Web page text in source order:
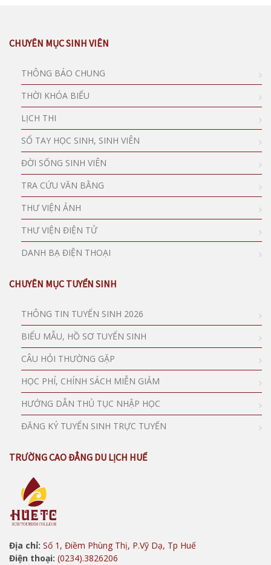
CHUYÊN MỤC SINH VIÊN
THÔNG BÁO CHUNG
THỜI KHÓA BIỂU
LỊCH THI
SỔ TAY HỌC SINH, SINH VIÊN
ĐỜI SỐNG SINH VIÊN
TRA CỨU VĂN BẰNG
THƯ VIỆN ẢNH
THƯ VIỆN ĐIỆN TỬ
DANH BẠ ĐIỆN THOẠI
CHUYÊN MỤC TUYỂN SINH
THÔNG TIN TUYỂN SINH 2026
BIỂU MẪU, HỒ SƠ TUYỂN SINH
CÂU HỎI THƯỜNG GẶP
HỌC PHÍ, CHÍNH SÁCH MIỄN GIẢM
HƯỚNG DẪN THỦ TỤC NHẬP HỌC
ĐĂNG KÝ TUYỂN SINH TRỰC TUYẾN
TRƯỜNG CAO ĐẲNG DU LỊCH HUẾ
Địa chỉ: Số 1, Điềm Phùng Thị, P.Vỹ Dạ, Tp Huế
Điện thoại: (0234).3826206